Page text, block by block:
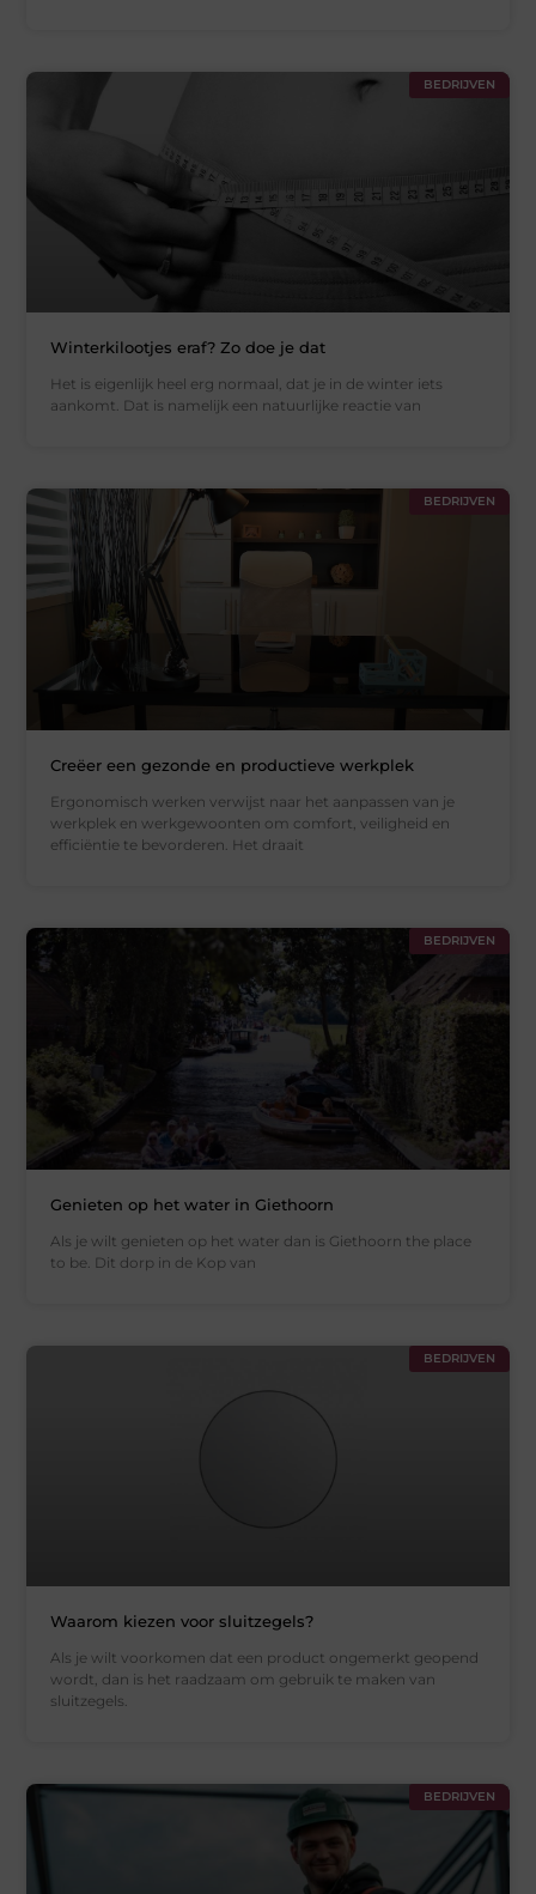
BEDRIJVEN
Winterkilootjes eraf? Zo doe je dat
Het is eigenlijk heel erg normaal, dat je in de winter iets
aankomt. Dat is namelijk een natuurlijke reactie van
BEDRIJVEN
Creëer een gezonde en productieve werkplek
Ergonomisch werken verwijst naar het aanpassen van je
werkplek en werkgewoonten om comfort, veiligheid en
efficiëntie te bevorderen. Het draait
BEDRIJVEN
Genieten op het water in Giethoorn
Als je wilt genieten op het water dan is Giethoorn the place
to be. Dit dorp in de Kop van
BEDRIJVEN
Waarom kiezen voor sluitzegels?
Als je wilt voorkomen dat een product ongemerkt geopend
wordt, dan is het raadzaam om gebruik te maken van
sluitzegels.
BEDRIJVEN